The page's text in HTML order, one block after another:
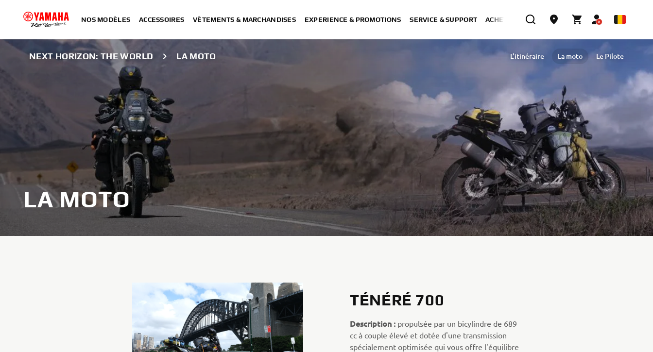
NOS MODÈLES ACCESSOIRES VÊTEMENTS & MARCHANDISES EXPERIENCE & PROMOTIONS SERVICE & SUPPORT ACHETER MAINTENANT
NEXT HORIZON: THE WORLD LA MOTO L'itinéraire La moto Le Pilote
LA MOTO
TÉNÉRÉ 700
Description : propulsée par un bicylindre de 689
cc à couple élevé et dotée d'une transmission
spécialement optimisée qui vous offre l'équilibre